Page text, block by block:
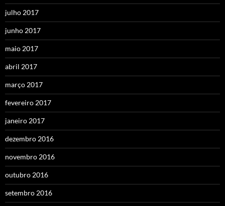
julho 2017
junho 2017
maio 2017
abril 2017
março 2017
fevereiro 2017
janeiro 2017
dezembro 2016
novembro 2016
outubro 2016
setembro 2016